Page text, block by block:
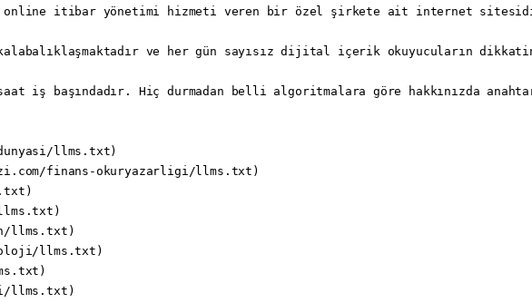
online itibar yönetimi hizmeti veren bir özel şirkete ait internet
ve her gün sayısız dijital içerik okuyucuların
iş başındadır. Hiç durmadan belli algoritmalara göre
llms.txt)
finans-okuryazarligi/llms.txt)
llms.txt)
llms.txt)
llms.txt)
llms.txt)